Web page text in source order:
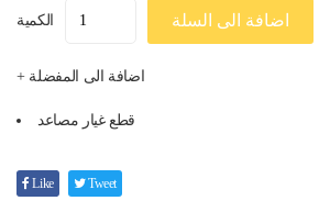
الكمية اضافة الى السلة
+ اضافة الى المفضلة
قطع غيار مصاعد
Like Tweet